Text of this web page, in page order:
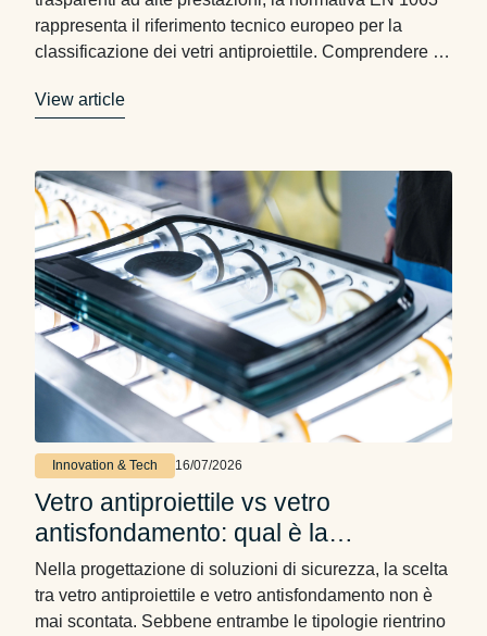
rappresenta il riferimento tecnico europeo per la
classificazione dei vetri antiproiettile. Comprendere il
selezionare la soluzione più adatta ad ogni contesto
View article
Innovation & Tech 16/07/2026
Vetro antiproiettile vs vetro
antisfondamento: qual è la
differenza?
Nella progettazione di soluzioni di sicurezza, la scelta
tra vetro antiproiettile e vetro antisfondamento non è
mai scontata. Sebbene entrambe le tipologie rientrino